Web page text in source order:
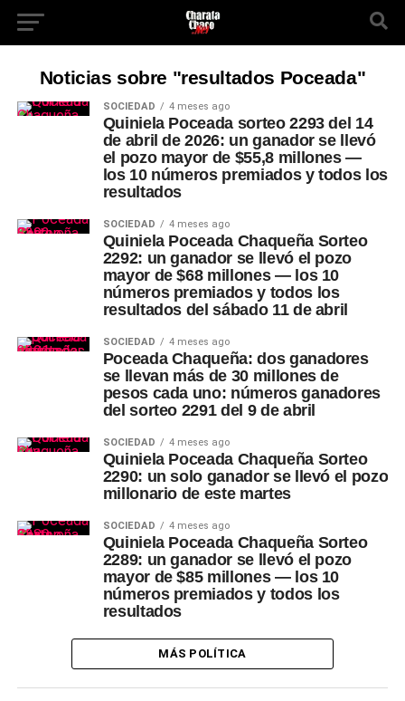
Noticias sobre "resultados Poceada"
SOCIEDAD 4 meses ago
Quiniela Poceada sorteo 2293 del 14
de abril de 2026: un ganador se llevó
el pozo mayor de $55,8 millones —
los 10 números premiados y todos los
resultados
SOCIEDAD 4 meses ago
Quiniela Poceada Chaqueña Sorteo
2292: un ganador se llevó el pozo
mayor de $68 millones — los 10
números premiados y todos los
resultados del sábado 11 de abril
SOCIEDAD 4 meses ago
Poceada Chaqueña: dos ganadores
se llevan más de 30 millones de
pesos cada uno: números ganadores
del sorteo 2291 del 9 de abril
SOCIEDAD 4 meses ago
Quiniela Poceada Chaqueña Sorteo
2290: un solo ganador se llevó el pozo
millonario de este martes
SOCIEDAD 4 meses ago
Quiniela Poceada Chaqueña Sorteo
2289: un ganador se llevó el pozo
mayor de $85 millones — los 10
números premiados y todos los
resultados
MÁS POLÍTICA